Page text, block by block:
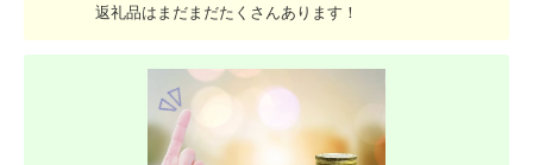
返礼品はまだまだたくさんあります！